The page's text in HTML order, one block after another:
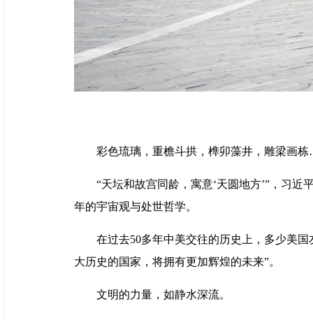
彩色琉璃，重檐斗拱，榫卯藻井，雕梁画
“天坛和故宫同龄，寓意‘天圆地方’”，习
年的宇宙观与处世哲学。
在过去50多年中美交往的历史上，多少美
大历史的国家，将拥有更加辉煌的未来”。
文明的力量，如静水深流。